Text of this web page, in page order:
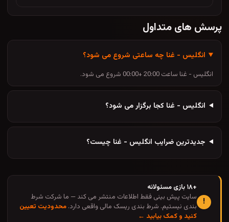
پرسش های متداول
انگلیس - غنا چه ساعتی شروع می شود؟
انگلیس - غنا ساعت 20:00 +00:00 شروع می شود.
انگلیس - غنا کجا برگزار می شود؟
جدیدترین ضرایب انگلیس - غنا چیست؟
!
+۱۸ بازی مسئولانه
سایت پیش بینی فقط اطلاعات منتشر می کند — ما شرکت شرط
بندی نیستیم. شرط بندی ریسک مالی واقعی دارد. محدودیت تعیین
کنید و کمک بیابید ←